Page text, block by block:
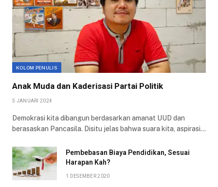
KOLOM PENULIS
Anak Muda dan Kaderisasi Partai Politik
5 JANUARI 2024
Demokrasi kita dibangun berdasarkan amanat UUD dan
berasaskan Pancasila. Disitu jelas bahwa suara kita, aspirasi…
Pembebasan Biaya Pendidikan, Sesuai
Harapan Kah?
1 DESEMBER 2020